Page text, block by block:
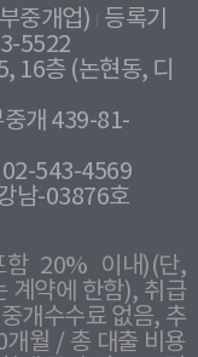
중개업) 등록기
5522
16층 (논현동, 디
중개 439-81-
02-543-4569
남-03876호
함 20% 이내)(단,
계약에 한함), 취급
개수수료 없음, 추
월 / 총 대출 비용